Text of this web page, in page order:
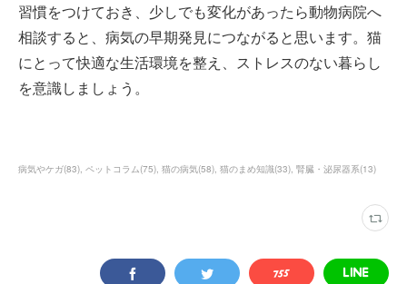
習慣をつけておき、少しでも変化があったら動物病院へ
相談すると、病気の早期発見につながると思います。猫
にとって快適な生活環境を整え、ストレスのない暮らし
を意識しましょう。
病気やケガ(83) ペットコラム(75) 猫の病気(58) 猫のまめ知識(33) 腎臓・泌尿器系(13)